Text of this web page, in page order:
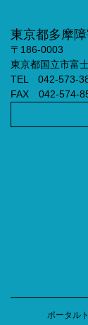
東京都多摩
〒186-0003
東京都国立市富
TEL 042-573-
FAX 042-574-
ポータル